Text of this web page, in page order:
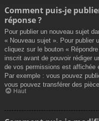
Comment puis-je
réponse ?
Pour publier un nouveau sujet
« Nouveau sujet ». Pour publier
cliquez sur le bouton «
inscrit avant de pouvoir rédiger
de vos permissions est affichée
Par exemple : vous pouvez
vous pouvez transférer des
Haut